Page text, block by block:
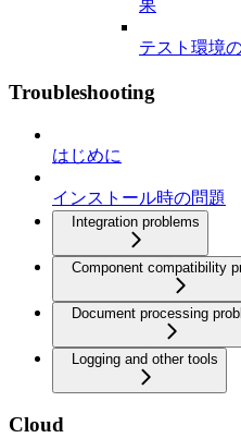
果
テスト環境
Troubleshooting
はじめに
インストール時の問題
Integration problems
Component compatibility
Document processing
Logging and other tools
Cloud